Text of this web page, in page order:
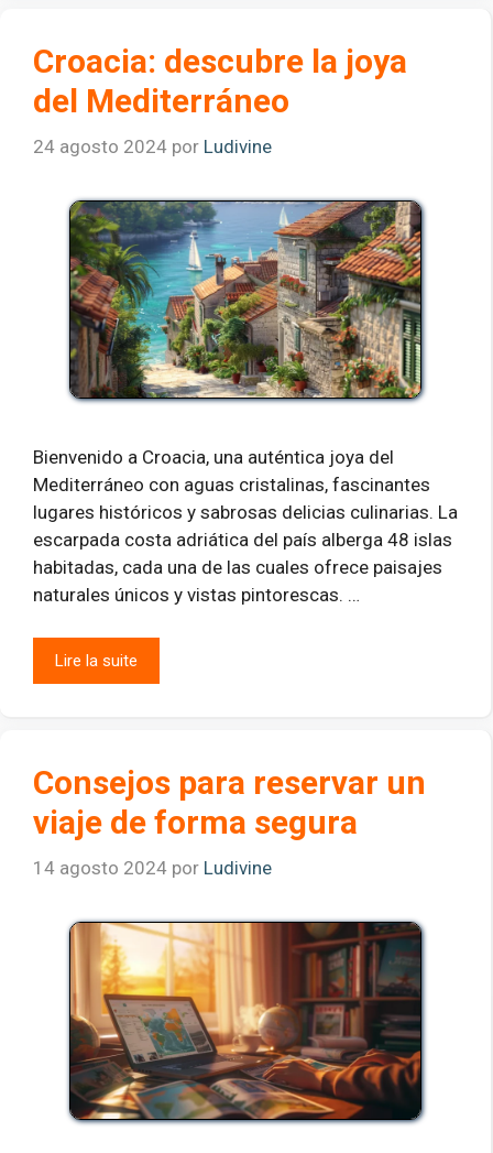
Croacia: descubre la joya
del Mediterráneo
24 agosto 2024 por Ludivine
Bienvenido a Croacia, una auténtica joya del
Mediterráneo con aguas cristalinas, fascinantes
lugares históricos y sabrosas delicias culinarias. La
escarpada costa adriática del país alberga 48 islas
habitadas, cada una de las cuales ofrece paisajes
naturales únicos y vistas pintorescas. …
Lire la suite
Consejos para reservar un
viaje de forma segura
14 agosto 2024 por Ludivine